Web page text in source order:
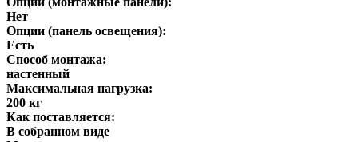
Нет
Опции (панель освещения):
Есть
Способ монтажа:
настенный
Максимальная нагрузка:
200 кг
Как поставляется:
В собранном виде